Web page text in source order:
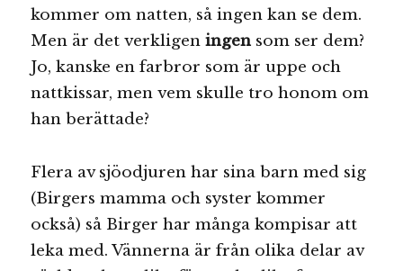
kommer om natten, så ingen kan se dem.
Men är det verkligeningen som ser dem?
Jo, kanske en farbror som är uppe och
nattkissar, men vem skulle tro honom om
han berättade?
Flera av sjöodjuren har sina barn med sig
(Birgers mamma och syster kommer
också) så Birger har många kompisar att
leka med. Vännerna är från olika delar av